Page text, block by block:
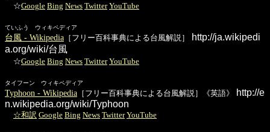
☆Google Bing News Twitter YouTube
ていふう ウィキペディア
台風 - Wikipedia ［フリー百科事典による台風解説］
http://ja.wikipedi
a.org/wiki/台風
☆Google Bing News Twitter YouTube
タイフーン ウィキペディア
Typhoon - Wikipedia ［フリー百科事典による台風解説］《英語》
http://e
n.wikipedia.org/wiki/Typhoon
☆和訳 Google Bing News Twitter YouTube